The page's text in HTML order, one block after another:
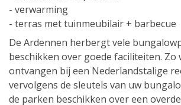
- verwarming
- terras met tuinmeubilair + barbecue
De Ardennen herbergt vele
beschikken over goede faciliteiten. Zo
ontvangen bij een Nederlandstalige
vervolgens de sleutels van uw
de parken beschikken over een